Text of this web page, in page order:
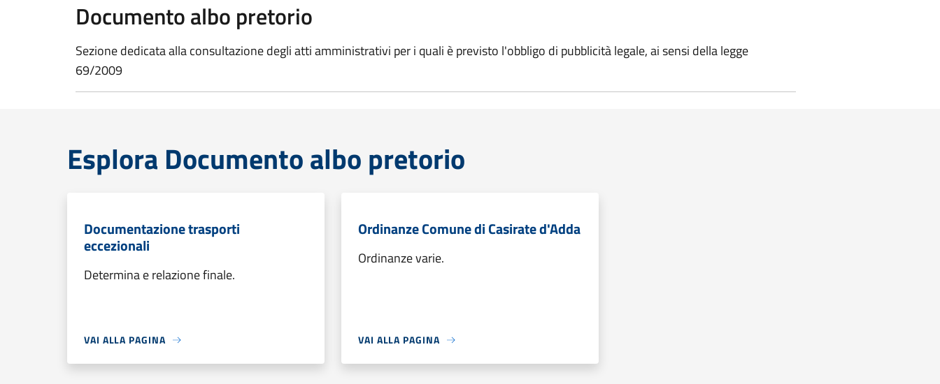
Documento albo pretorio
Sezione dedicata alla consultazione degli atti amministrativi per i quali è previsto l'obbligo di pubblicità legale, ai sensi della legge
69/2009
Esplora Documento albo pretorio
Documentazione trasporti
eccezionali
Determina e relazione finale.
VAI ALLA PAGINA
Ordinanze Comune di Casirate d'Adda
Ordinanze varie.
VAI ALLA PAGINA